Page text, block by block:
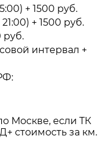
+ 1500 руб.
+ 1500 руб.
руб.
интервал +
Москве, если ТК
стоимость за км.